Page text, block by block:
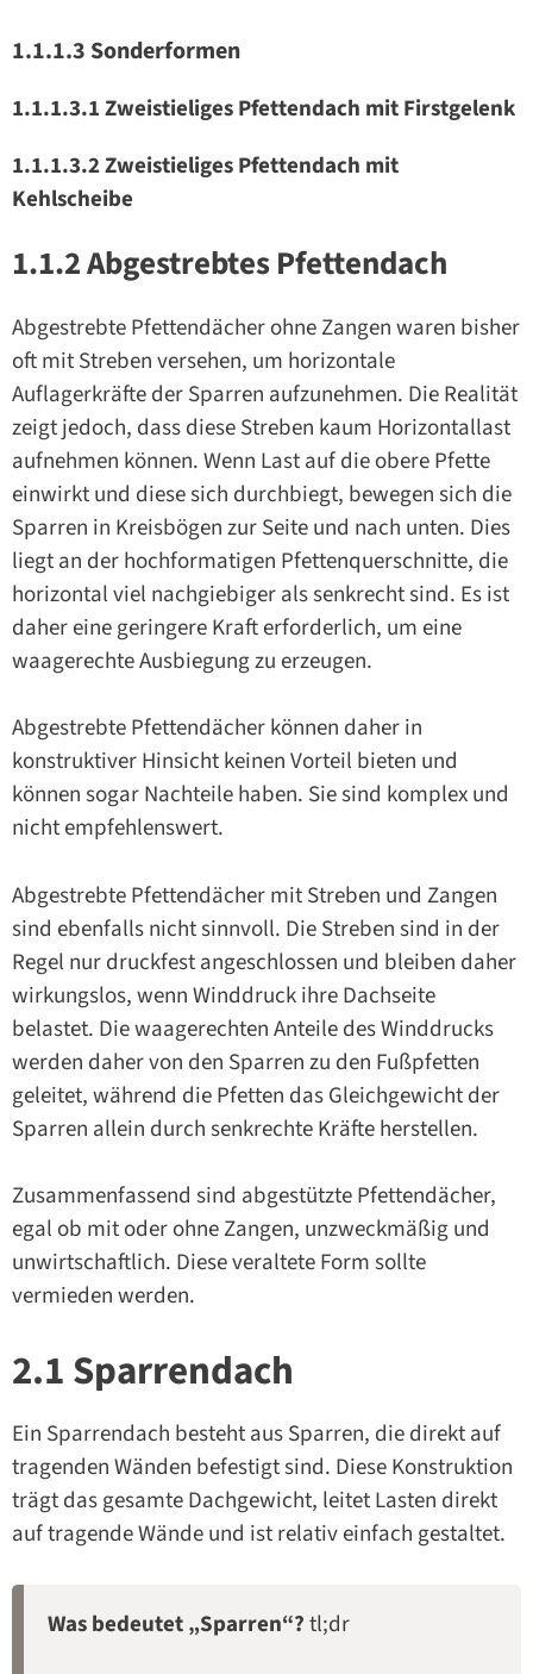
1.1.1.3 Sonderformen
1.1.1.3.1 Zweistieliges Pfettendach mit Firstgelenk
1.1.1.3.2 Zweistieliges Pfettendach mit
Kehlscheibe
1.1.2 Abgestrebtes Pfettendach
Abgestrebte Pfettendächer ohne Zangen waren bisher
oft mit Streben versehen, um horizontale
Auflagerkräfte der Sparren aufzunehmen. Die Realität
zeigt jedoch, dass diese Streben kaum Horizontallast
aufnehmen können. Wenn Last auf die obere Pfette
einwirkt und diese sich durchbiegt, bewegen sich die
Sparren in Kreisbögen zur Seite und nach unten. Dies
liegt an der hochformatigen Pfettenquerschnitte, die
horizontal viel nachgiebiger als senkrecht sind. Es ist
daher eine geringere Kraft erforderlich, um eine
waagerechte Ausbiegung zu erzeugen.
Abgestrebte Pfettendächer können daher in
konstruktiver Hinsicht keinen Vorteil bieten und
können sogar Nachteile haben. Sie sind komplex und
nicht empfehlenswert.
Abgestrebte Pfettendächer mit Streben und Zangen
sind ebenfalls nicht sinnvoll. Die Streben sind in der
Regel nur druckfest angeschlossen und bleiben daher
wirkungslos, wenn Winddruck ihre Dachseite
belastet. Die waagerechten Anteile des Winddrucks
werden daher von den Sparren zu den Fußpfetten
geleitet, während die Pfetten das Gleichgewicht der
Sparren allein durch senkrechte Kräfte herstellen.
Zusammenfassend sind abgestützte Pfettendächer,
egal ob mit oder ohne Zangen, unzweckmäßig und
unwirtschaftlich. Diese veraltete Form sollte
vermieden werden.
2.1 Sparrendach
Ein Sparrendach besteht aus Sparren, die direkt auf
tragenden Wänden befestigt sind. Diese Konstruktion
trägt das gesamte Dachgewicht, leitet Lasten direkt
auf tragende Wände und ist relativ einfach gestaltet.
Was bedeutet „Sparren“?tl;dr